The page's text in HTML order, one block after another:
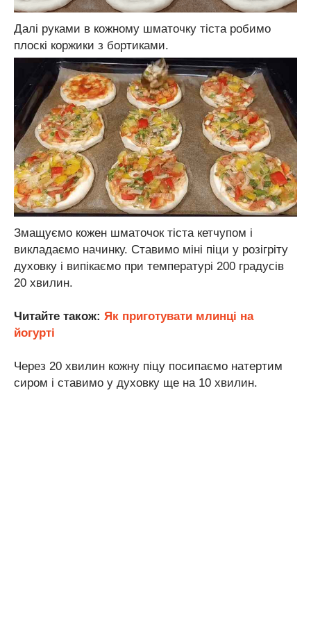
Далі руками в кожному шматочку тіста робимо
плоскі коржики з бортиками.
Змащуємо кожен шматочок тіста кетчупом і
викладаємо начинку. Ставимо міні піци у розігріту
духовку і випікаємо при температурі 200 градусів
20 хвилин.
Читайте також: Як приготувати млинці на
йогурті
Через 20 хвилин кожну піцу посипаємо натертим
сиром і ставимо у духовку ще на 10 хвилин.